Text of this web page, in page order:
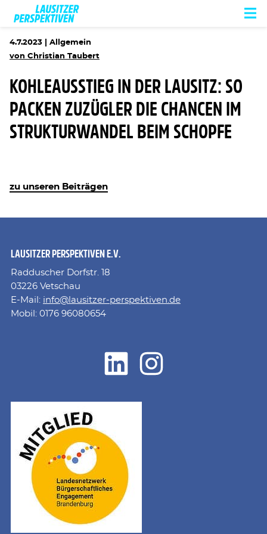
4.7.2023 | Allgemein
von Christian Taubert
KOHLEAUSSTIEG IN DER LAUSITZ: SO
PACKEN ZUZÜGLER DIE CHANCEN IM
STRUKTURWANDEL BEIM SCHOPFE
zu unseren Beiträgen
LAUSITZER PERSPEKTIVEN E.V.
Radduscher Dorfstr. 18
03226 Vetschau
E-Mail: info@lausitzer-perspektiven.de
Mobil: 0176 96080654
LinkedInInstagram